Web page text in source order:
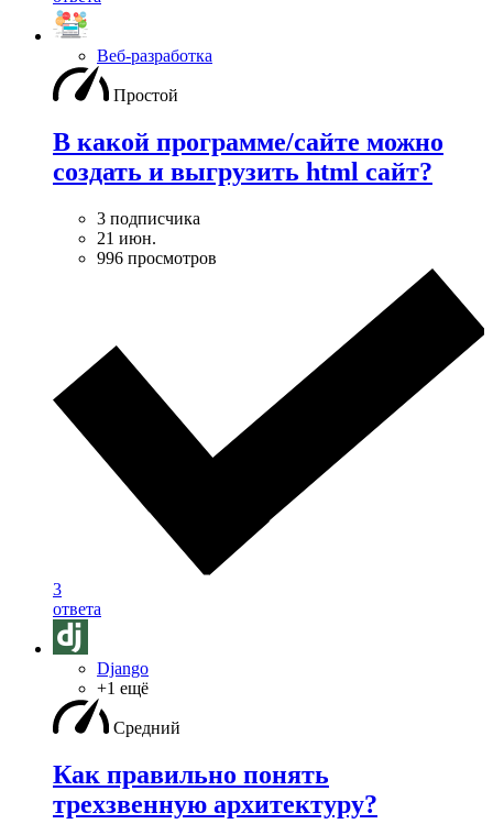
Веб-разработка
Простой
В какой программе/сайте можно
создать и выгрузить html сайт?
3 подписчика
21 июн.
996 просмотров
3
ответа
Django
+1 ещё
Средний
Как правильно понять
трехзвенную архитектуру?